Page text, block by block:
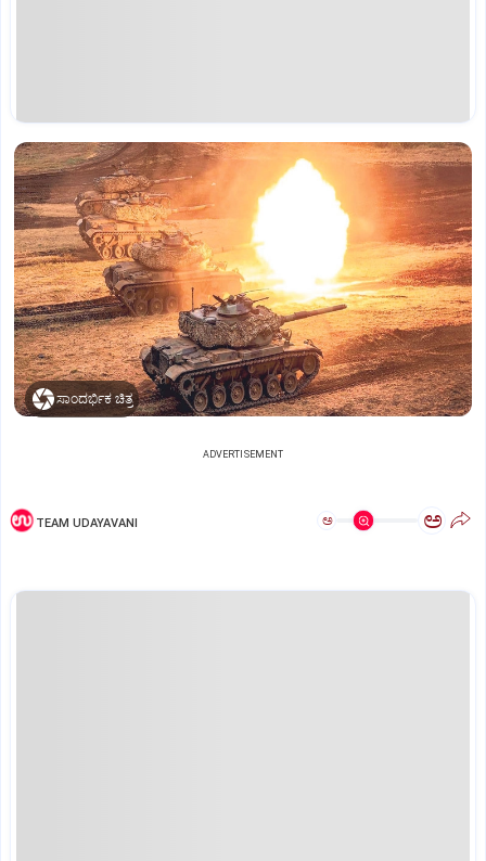
ಸಾಂದರ್ಭಿಕ ಚಿತ್ರ
ADVERTISEMENT
TEAM UDAYAVANI ಅ ಅ